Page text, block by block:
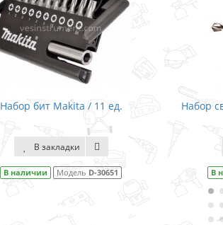
Набор бит Makita / 11 ед.
В закладки
В наличии Модель D-30651
Набор
В